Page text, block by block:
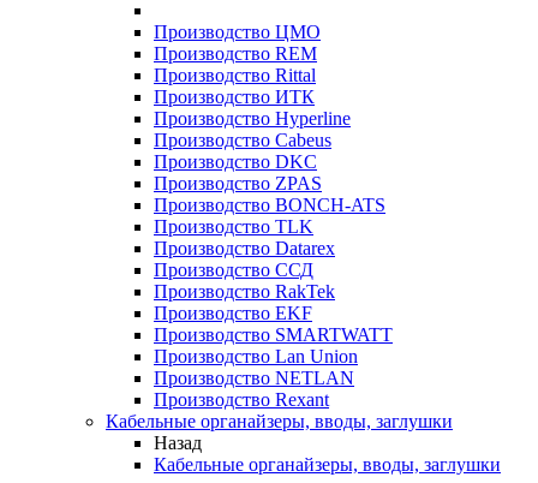
Производство ЦМО
Производство REM
Производство Rittal
Производство ИТК
Производство Hyperline
Производство Cabeus
Производство DKC
Производство ZPAS
Производство BONCH-ATS
Производство TLK
Производство Datarex
Производство ССД
Производство RakTek
Производство EKF
Производство SMARTWATT
Производство Lan Union
Производство NETLAN
Производство Rexant
Кабельные органайзеры, вводы, заглушки
Назад
Кабельные органайзеры, вводы, заглушки